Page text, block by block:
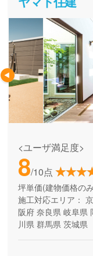
<ユーザ満足度>
8/10点
坪単価(建物価格の
施工対応エリア：
阪府 奈良県 岐阜県
川県 群馬県 茨城県